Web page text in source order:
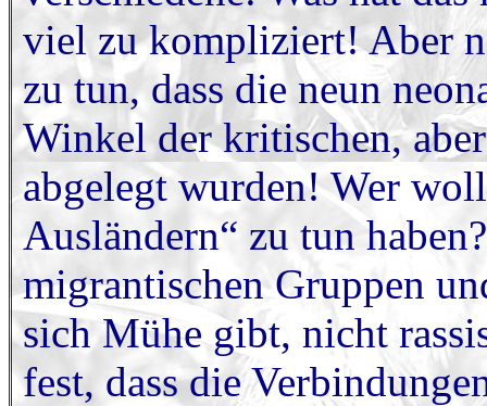
viel zu kompliziert! Aber
zu tun, dass die neun
Winkel der kritischen,
abgelegt wurden! Wer
Ausländern“ zu tun
migrantischen Gruppen
sich Mühe gibt, nicht
fest, dass die